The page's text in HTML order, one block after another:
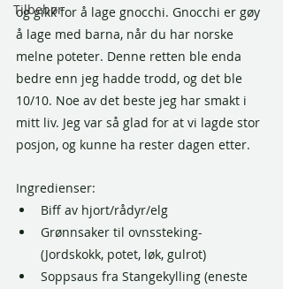
Tilbehør
og gikk for å lage gnocchi. Gnocchi er gøy
å lage med barna, når du har norske
melne poteter. Denne retten ble enda
bedre enn jeg hadde trodd, og det ble
10/10. Noe av det beste jeg har smakt i
mitt liv. Jeg var så glad for at vi lagde stor
posjon, og kunne ha rester dagen etter.
Ingredienser:
Biff av hjort/rådyr/elg
Grønnsaker til ovnssteking-
(Jordskokk, potet, løk, gulrot)
Soppsaus fra Stangekylling (eneste